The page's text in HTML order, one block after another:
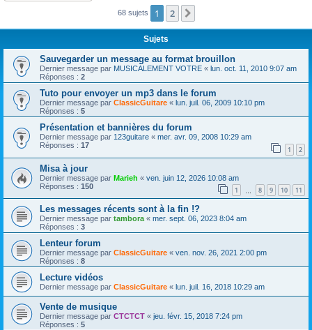
68 sujets 1 2
Sujets
Sauvegarder un message au format brouillon
Dernier message par MUSICALEMENT VOTRE « lun. oct. 11, 2010 9:07 am
Réponses : 2
Tuto pour envoyer un mp3 dans le forum
Dernier message par ClassicGuitare « lun. juil. 06, 2009 10:10 pm
Réponses : 5
Présentation et bannières du forum
Dernier message par 123guitare « mer. avr. 09, 2008 10:29 am
Réponses : 17 1 2
Misa à jour
Dernier message par Marieh « ven. juin 12, 2026 10:08 am
Réponses : 150 1 8 9 10 11
Les messages récents sont à la fin !?
Dernier message par tambora « mer. sept. 06, 2023 8:04 am
Réponses : 3
Lenteur forum
Dernier message par ClassicGuitare « ven. nov. 26, 2021 2:00 pm
Réponses : 8
Lecture vidéos
Dernier message par ClassicGuitare « lun. juil. 16, 2018 10:29 am
Vente de musique
Dernier message par CTCTCT « jeu. févr. 15, 2018 7:24 pm
Réponses : 5